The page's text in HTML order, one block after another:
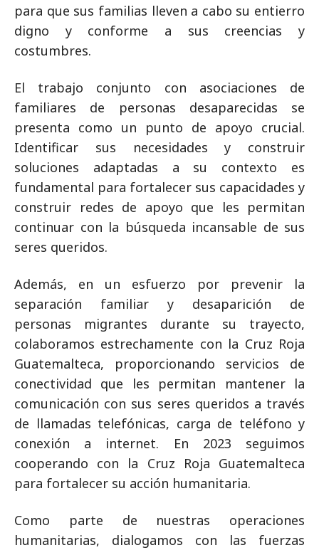
para que sus familias lleven a cabo su entierro
digno y conforme a sus creencias y
costumbres.
El trabajo conjunto con asociaciones de
familiares de personas desaparecidas se
presenta como un punto de apoyo crucial.
Identificar sus necesidades y construir
soluciones adaptadas a su contexto es
fundamental para fortalecer sus capacidades y
construir redes de apoyo que les permitan
continuar con la búsqueda incansable de sus
seres queridos.
Además, en un esfuerzo por prevenir la
separación familiar y desaparición de
personas migrantes durante su trayecto,
colaboramos estrechamente con la Cruz Roja
Guatemalteca, proporcionando servicios de
conectividad que les permitan mantener la
comunicación con sus seres queridos a través
de llamadas telefónicas, carga de teléfono y
conexión a internet. En 2023 seguimos
cooperando con la Cruz Roja Guatemalteca
para fortalecer su acción humanitaria.
Como parte de nuestras operaciones
humanitarias, dialogamos con las fuerzas